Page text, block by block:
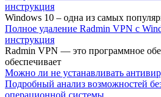
инструкция
Windows 10 – одна из самых
Полное удаление Radmin VPN с
инструкция
Radmin VPN — это программное
обеспечивает
Можно ли не устанавливать
Подробный анализ возможностей
операционной системы